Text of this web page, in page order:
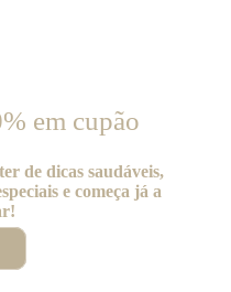
em cupão
de dicas saudáveis,
e começa já a